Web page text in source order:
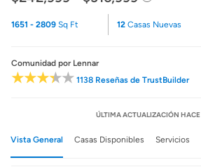
1651 - 2809 Sq Ft 12Casas Nuevas
Comunidad por Lennar
1138 Reseñas de TrustBuilder
ÚLTIMA ACTUALIZACIÓN HACE
Vista General Casas Disponibles Servicios